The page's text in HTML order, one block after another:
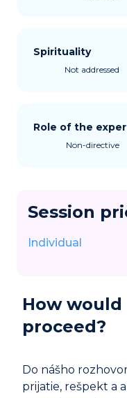
Spirituality
Not addressed
Role of the
Non-directive
Session
Individual
How would
proceed?
Do nášho
prijatie, rešpekt a